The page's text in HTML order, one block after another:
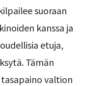
suoraan
kanssa ja
etuja,
Tämän
valtion